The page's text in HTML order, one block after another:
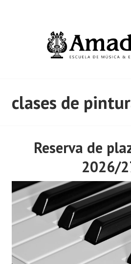
clases de
Reserva de
2026/